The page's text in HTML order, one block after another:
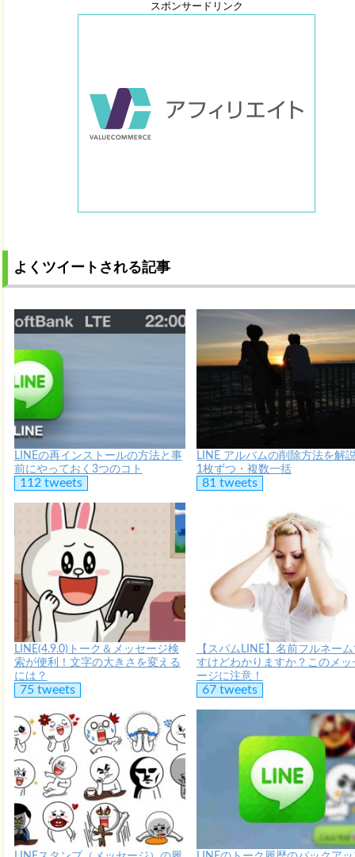
スポンサードリンク
よくツイートされる記事
LINEの再インストールの方法と事
前にやっておく3つのコト
112 tweets
LINE アルバムの削除方法を解
1枚ずつ・複数一括
81 tweets
LINE(4.9.0)トーク＆メッセージ検
索が便利！文字の大きさを変える
には？
75 tweets
【スパムLINE】名前フルネー
すけどわかりますか？このメッ
ージに注意！
67 tweets